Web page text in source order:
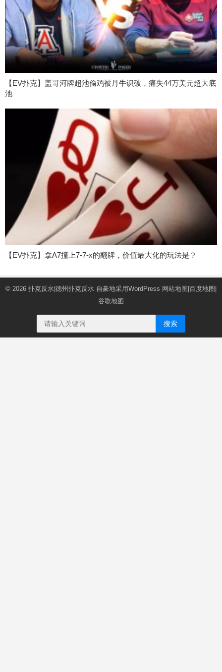
【EV扑克】盖哥河牌超池偷鸡被丹牛识破，痛失44万美元超大底
池
【EV扑克】拿A7撞上7-7-x的翻牌，价值最大化的玩法是？
© 2026 扑克反水|德州扑克反水 自豪地采用WordPress 网站地图 百度地图
谷歌地图
搜索